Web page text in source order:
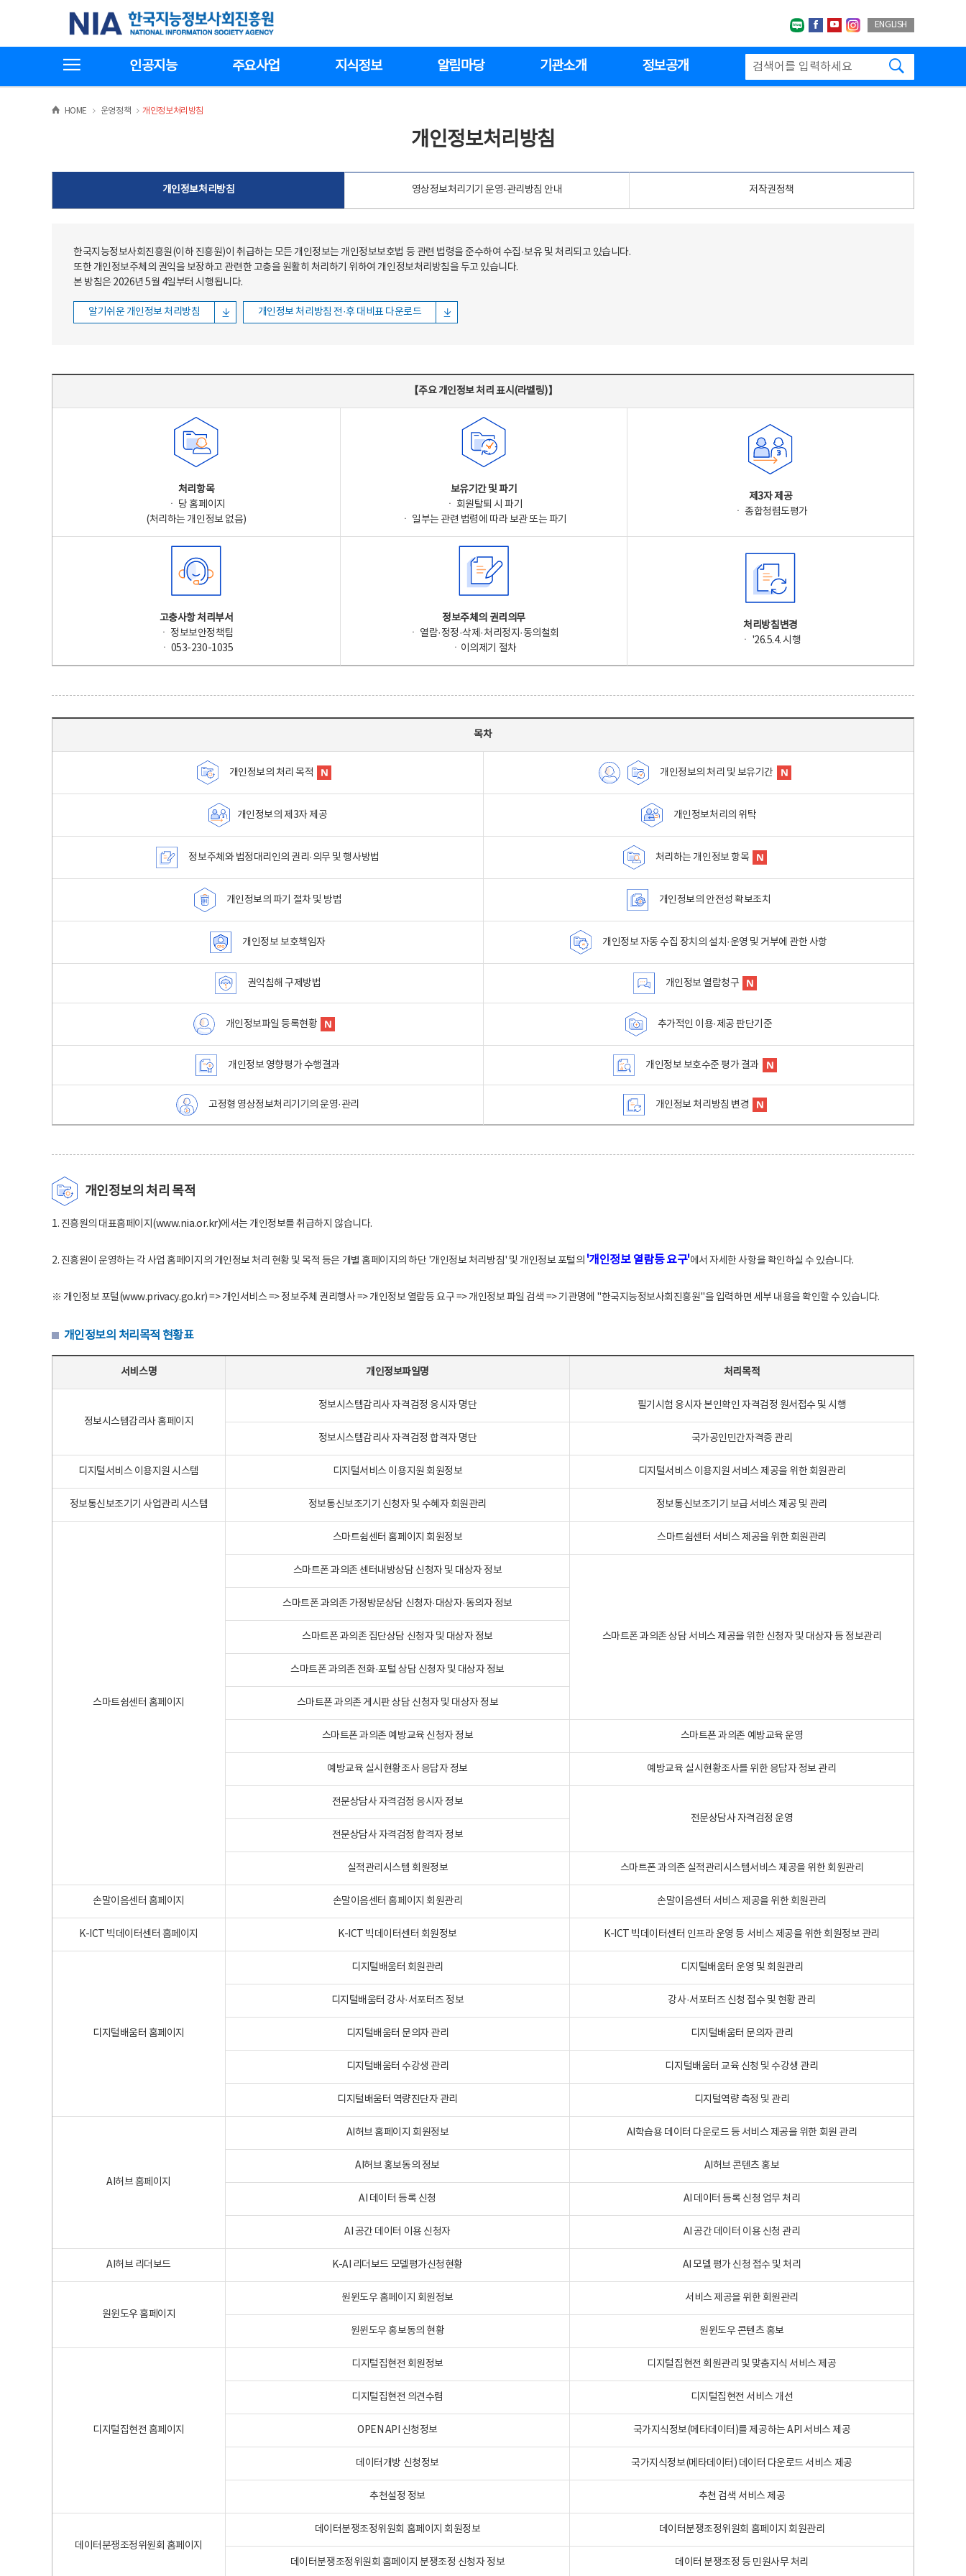
한국지능정보사회진흥원
네이버블로그
페이스북
유투브인스타그랩
ENGLISH
인공지능 주요사업 지식정보 알림마당 기관소개 정보공개
HOME >운영정책 >
개인정보처리방침
개인정보처리방침
개인정보처리방침 영상정보처리기기 운영·관리방침 안내 저작권정책
한국지능정보사회진흥원(이하 진흥원)이 취급하는 모든 개인정보는 개인정보보호법 등 관련 법령을 준수하여 수집·보유 및 처리되고 있습니다.
또한 개인정보주체의 권익을 보장하고 관련한 고충을 원활히 처리하기 위하여 개인정보처리방침을 두고 있습니다.
본 방침은 2026년 5월 4일부터 시행됩니다.
알기쉬운 개인정보 처리방침 개인정보 처리방침 전·후 대비표 다운로드
【주요 개인정보 처리 표시(라벨링)】
처리항목
ㆍ 당 홈페이지
(처리하는 개인정보 없음)
보유기간 및 파기
ㆍ 회원탈퇴 시 파기
ㆍ 일부는 관련 법령에 따라 보관 또는 파기
제3자 제공
ㆍ 종합청렴도평가
고충사항 처리부서
ㆍ 정보보안정책팀
ㆍ 053-230-1035
정보주체의 권리의무
ㆍ 열람·정정·삭제·처리정지·동의철회
ㆍ이의제기 절차
처리방침변경
ㆍ '26.5.4. 시행
목차
개인정보의 처리 목적 개인정보의 처리 및 보유기간
개인정보의 제3자 제공 개인정보처리의 위탁
정보주체와 법정대리인의 권리·의무 및 행사방법 처리하는 개인정보 항목
개인정보의 파기 절차 및 방법 개인정보의 안전성 확보조치
개인정보 보호책임자 개인정보 자동 수집 장치의 설치·운영 및 거부에 관한 사항
권익침해 구제방법 개인정보 열람청구
개인정보파일 등록현황 추가적인 이용·제공 판단기준
개인정보 영향평가 수행결과 개인정보 보호수준 평가 결과
고정형 영상정보처리기기의 운영·관리 개인정보 처리방침 변경
개인정보의 처리 목적
1. 진흥원의 대표홈페이지(www.nia.or.kr)에서는 개인정보를 취급하지 않습니다.
2. 진흥원이 운영하는 각 사업 홈페이지의 개인정보 처리 현황 및 목적 등은 개별 홈페이지의 하단 '개인정보 처리방침' 및 개인정보 포털의 '개인정보 열람등 요구'에서 자세한 사항을 확인하실 수 있습니다.
※ 개인정보 포털(www.privacy.go.kr) => 개인서비스 => 정보주체 권리행사 => 개인정보 열람등 요구 => 개인정보 파일 검색 => 기관명에 "한국지능정보사회진흥원"을 입력하면 세부 내용을 확인할 수 있습니다.
개인정보의 처리목적 현황표
서비스명 개인정보파일명 처리목적
정보시스템감리사 홈페이지
정보시스템감리사 자격검정 응시자 명단 필기시험 응시자 본인확인 자격검정 원서접수 및 시행
정보시스템감리사 자격검정 합격자 명단 국가공인민간자격증 관리
디지털서비스 이용지원 시스템 디지털서비스 이용지원 회원정보 디지털서비스 이용지원 서비스 제공을 위한 회원관리
정보통신보조기기 사업관리 시스템 정보통신보조기기 신청자 및 수혜자 회원관리 정보통신보조기기 보급 서비스 제공 및 관리
스마트쉼센터 홈페이지
스마트쉼센터 홈페이지 회원정보 스마트쉼센터 서비스 제공을 위한 회원관리
스마트폰 과의존 센터내방상담 신청자 및 대상자 정보
스마트폰 과의존 상담 서비스 제공을 위한 신청자 및 대상자 등 정보관리
스마트폰 과의존 가정방문상담 신청자·대상자·동의자 정보
스마트폰 과의존 집단상담 신청자 및 대상자 정보
스마트폰 과의존 전화·포털 상담 신청자 및 대상자 정보
스마트폰 과의존 게시판 상담 신청자 및 대상자 정보
스마트폰 과의존 예방교육 신청자 정보 스마트폰 과의존 예방교육 운영
예방교육 실시현황조사 응답자 정보 예방교육 실시현황조사를 위한 응답자 정보 관리
전문상담사 자격검정 응시자 정보
전문상담사 자격검정 운영
전문상담사 자격검정 합격자 정보
실적관리시스템 회원정보 스마트폰 과의존 실적관리시스템서비스 제공을 위한 회원관리
손말이음센터 홈페이지 손말이음센터 홈페이지 회원관리 손말이음센터 서비스 제공을 위한 회원관리
K-ICT 빅데이터센터 홈페이지 K-ICT 빅데이터센터 회원정보 K-ICT 빅데이터센터 인프라 운영 등 서비스 제공을 위한 회원정보 관리
디지털배움터 홈페이지
디지털배움터 회원관리 디지털배움터 운영 및 회원관리
디지털배움터 강사·서포터즈 정보 강사·서포터즈 신청 접수 및 현황 관리
디지털배움터 문의자 관리 디지털배움터 문의자 관리
디지털배움터 수강생 관리 디지털배움터 교육 신청 및 수강생 관리
디지털배움터 역량진단자 관리 디지털역량 측정 및 관리
AI허브 홈페이지
AI허브 홈페이지 회원정보 AI학습용 데이터 다운로드 등 서비스 제공을 위한 회원 관리
AI허브 홍보동의 정보 AI허브 콘텐츠 홍보
AI 데이터 등록 신청 AI 데이터 등록 신청 업무 처리
AI 공간 데이터 이용 신청자 AI 공간 데이터 이용 신청 관리
AI허브 리더보드 K-AI 리더보드 모델평가신청현황 AI 모델 평가 신청 접수 및 처리
원윈도우 홈페이지
원윈도우 홈페이지 회원정보 서비스 제공을 위한 회원관리
원윈도우 홍보동의 현황 원윈도우 콘텐츠 홍보
디지털집현전 홈페이지
디지털집현전 회원정보 디지털집현전 회원관리 및 맞춤지식 서비스 제공
디지털집현전 의견수렴 디지털집현전 서비스 개선
OPEN API 신청정보 국가지식정보(메타데이터)를 제공하는 API 서비스 제공
데이터개방 신청정보 국가지식정보(메타데이터) 데이터 다운로드 서비스 제공
추천설정 정보 추천 검색 서비스 제공
데이터분쟁조정위원회 홈페이지
데이터분쟁조정위원회 홈페이지 회원정보 데이터분쟁조정위원회 홈페이지 회원관리
데이터분쟁조정위원회 홈페이지 분쟁조정 신청자 정보 데이터 분쟁조정 등 민원사무 처리